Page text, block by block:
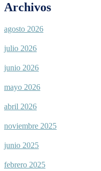
Archivos
agosto 2026
julio 2026
junio 2026
mayo 2026
abril 2026
noviembre 2025
junio 2025
febrero 2025